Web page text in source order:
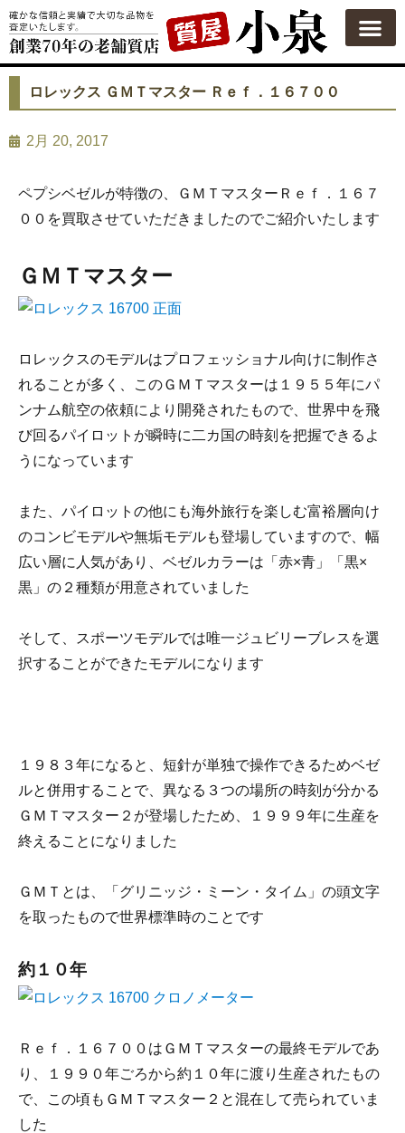
ロレックス ＧＭＴマスター Ｒｅｆ．１６７００
2月 20, 2017
ペプシベゼルが特徴の、ＧＭＴマスターＲｅｆ．１６７
００を買取させていただきましたのでご紹介いたします
ＧＭＴマスター
ロレックスのモデルはプロフェッショナル向けに制作さ
れることが多く、このＧＭＴマスターは１９５５年にパ
ンナム航空の依頼により開発されたもので、世界中を飛
び回るパイロットが瞬時に二カ国の時刻を把握できるよ
うになっています
また、パイロットの他にも海外旅行を楽しむ富裕層向け
のコンビモデルや無垢モデルも登場していますので、幅
広い層に人気があり、ベゼルカラーは「赤×青」「黒×
黒」の２種類が用意されていました
そして、スポーツモデルでは唯一ジュビリーブレスを選
択することができたモデルになります
１９８３年になると、短針が単独で操作できるためベゼ
ルと併用することで、異なる３つの場所の時刻が分かる
ＧＭＴマスター２が登場したため、１９９９年に生産を
終えることになりました
ＧＭＴとは、「グリニッジ・ミーン・タイム」の頭文字
を取ったもので世界標準時のことです
約１０年
Ｒｅｆ．１６７００はＧＭＴマスターの最終モデルであ
り、１９９０年ごろから約１０年に渡り生産されたもの
で、この頃もＧＭＴマスター２と混在して売られていま
した